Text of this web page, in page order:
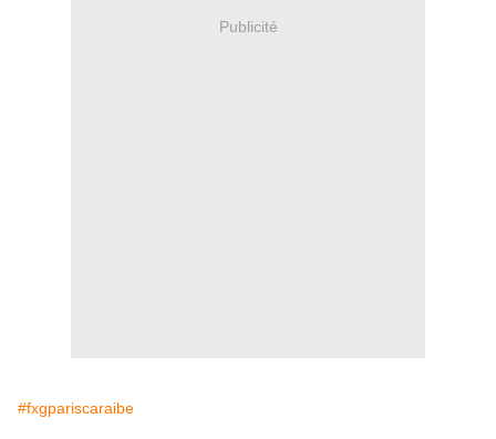
Publicité
#fxgpariscaraibe